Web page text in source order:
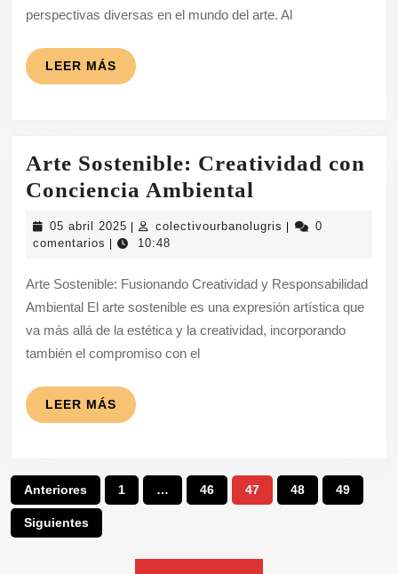
perspectivas diversas en el mundo del arte. Al
LEER MÁS LEER
MÁS
Arte Sostenible: Creatividad con
Conciencia Ambiental
Sostenible:
Conciencia
Ambiental
05 abril 2025 05
abril
| colectivourbanolugris |
0
comentarios | 10:48
Arte Sostenible: Fusionando Creatividad y Responsabilidad
Ambiental El arte sostenible es una expresión artística que
va más allá de la estética y la creatividad, incorporando
también el compromiso con el
LEER MÁS LEER
MÁS
Paginación
de
entradas
Anteriores 1 … 46 47 48 49
Siguientes